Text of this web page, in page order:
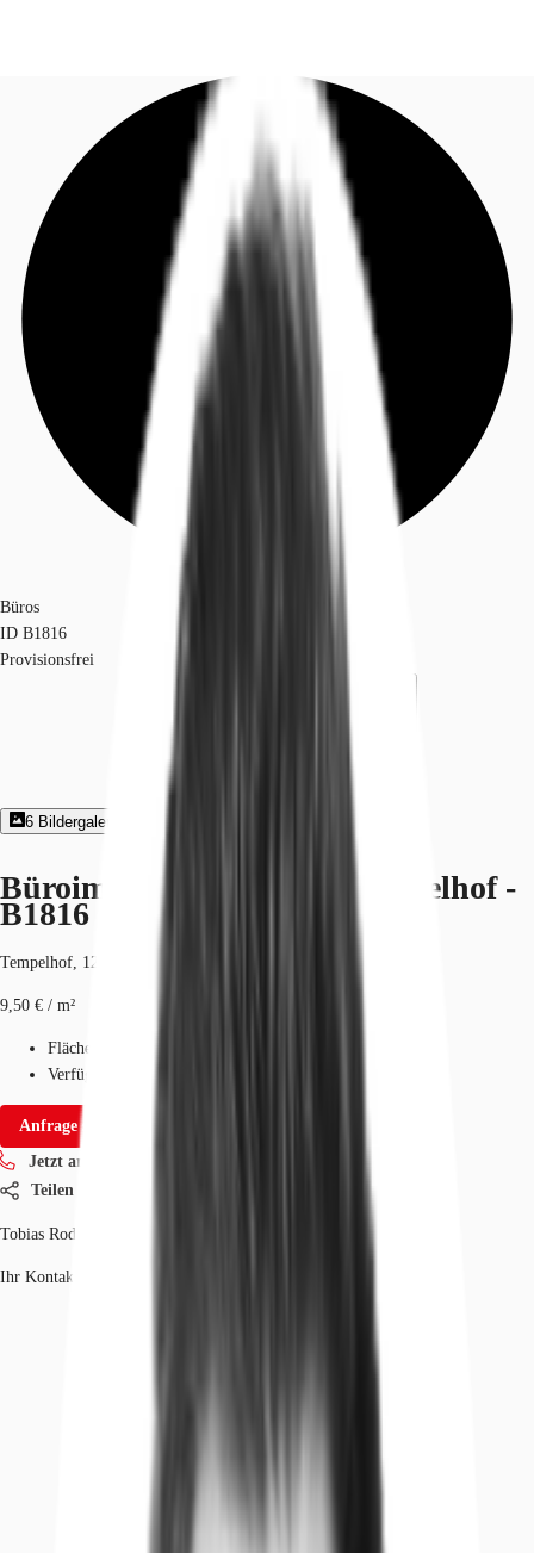
Investieren
Marktinformationen
Coworking
Ihre Ansprechpartner
Favoriten
Jetzt anrufen Kontaktieren Sie uns
Büros
ID B1816
Provisionsfrei
6 Bildergalerie
Büroimmobilie - Berlin, Tempelhof -
B1816
Tempelhof, 12099, Berlin, Berlin
9,50 € / m²
Fläche
Verfügbarkeit
Anfrage senden
Jetzt anrufen
Teilen
Tobias Rodewald
Ihr Kontakt